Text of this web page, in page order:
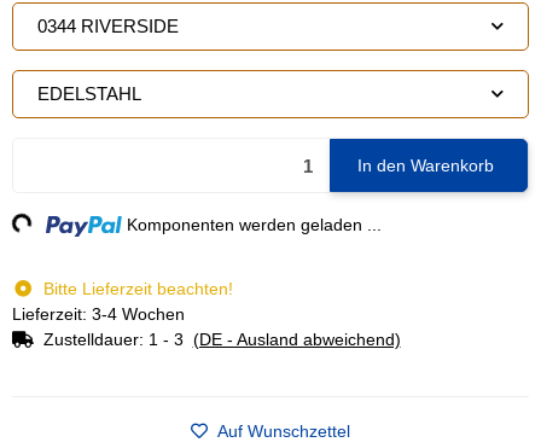
0344 RIVERSIDE
EDELSTAHL
In den Warenkorb
Komponenten werden geladen ...
Bitte Lieferzeit beachten!
Lieferzeit: 3-4 Wochen
Zustelldauer: 1 - 3 (DE - Ausland abweichend)
Auf Wunschzettel